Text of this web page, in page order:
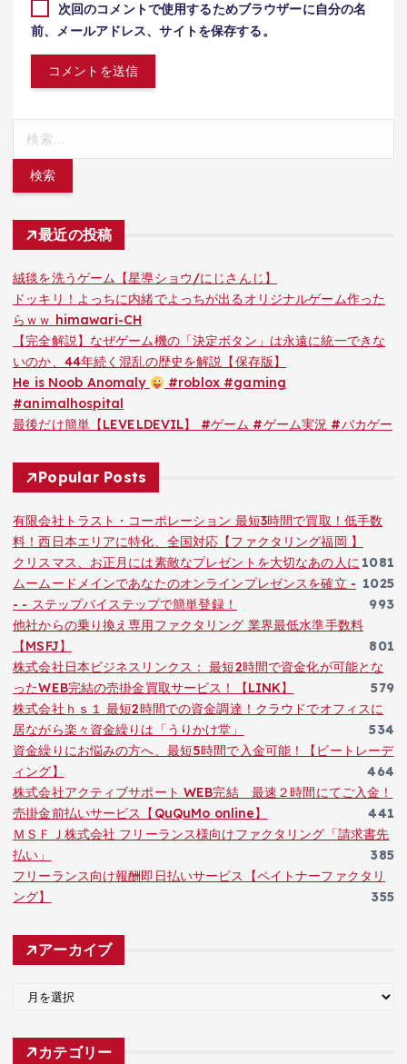
次回のコメントで使用するためブラウザーに自分の名
前、メールアドレス、サイトを保存する。
最近の投稿
絨毯を洗うゲーム【星導ショウ/にじさんじ】
ドッキリ！よっちに内緒でよっちが出るオリジナルゲーム作った
らｗｗ himawari-CH
【完全解説】なぜゲーム機の「決定ボタン」は永遠に統一できな
いのか、44年続く混乱の歴史を解説【保存版】
He is Noob Anomaly
#roblox #gaming
#animalhospital
最後だけ簡単【LEVELDEVIL】 #ゲーム #ゲーム実況 #バカゲー
Popular Posts
有限会社トラスト・コーポレーション 最短3時間で買取！低手数
料！西日本エリアに特化、全国対応【ファクタリング福岡 】
1081
クリスマス、お正月には素敵なプレゼントを大切なあの人に
1025
ムームードメインであなたのオンラインプレゼンスを確立 -
- - ステップバイステップで簡単登録！
993
他社からの乗り換え専用ファクタリング 業界最低水準手数料
【MSFJ】
801
株式会社日本ビジネスリンクス： 最短2時間で資金化が可能とな
ったWEB完結の売掛金買取サービス！【LINK】
579
株式会社ｈｓ１ 最短2時間での資金調達！クラウドでオフィスに
居ながら楽々資金繰りは「うりかけ堂」
534
資金繰りにお悩みの方へ、最短5時間で入金可能！【ビートレーデ
ィング】
464
株式会社アクティブサポート WEB完結 最速２時間にてご入金！
売掛金前払いサービス【QuQuMo online】
441
ＭＳＦＪ株式会社 フリーランス様向けファクタリング「請求書先
払い」
385
フリーランス向け報酬即日払いサービス【ペイトナーファクタリ
ング】
355
アーカイブ
カ
カテゴリー